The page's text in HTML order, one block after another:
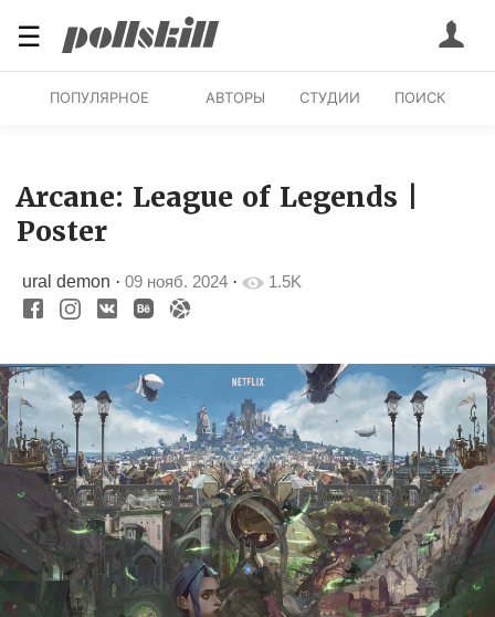
☰
ПОПУЛЯРНОЕ АВТОРЫ СТУДИИ ПОИСК
Arcane: League of Legends |
Poster
ural demon · 09 нояб. 2024 · 1.5K